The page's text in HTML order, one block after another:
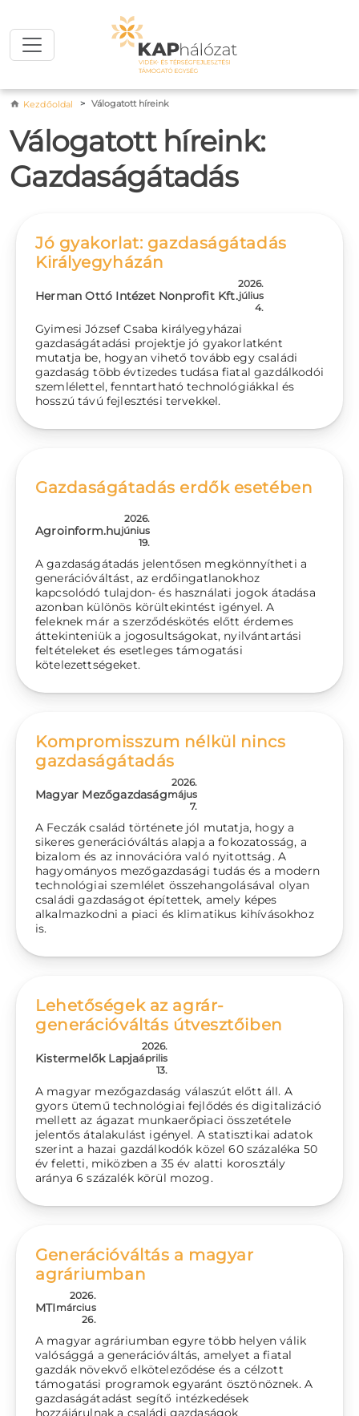
Morzsa
Kezdőoldal Válogatott híreink
Válogatott híreink:
Gazdaságátadás
Jó gyakorlat: gazdaságátadás
Királyegyházán
Herman Ottó Intézet Nonprofit Kft.
2026.
július
4.
Gyimesi József Csaba királyegyházai
gazdaságátadási projektje jó gyakorlatként
mutatja be, hogyan vihető tovább egy családi
gazdaság több évtizedes tudása fiatal gazdálkodói
szemlélettel, fenntartható technológiákkal és
hosszú távú fejlesztési tervekkel.
Gazdaságátadás erdők esetében
Agroinform.hu
2026.
június
19.
A gazdaságátadás jelentősen megkönnyítheti a
generációváltást, az erdőingatlanokhoz
kapcsolódó tulajdon- és használati jogok átadása
azonban különös körültekintést igényel. A
feleknek már a szerződéskötés előtt érdemes
áttekinteniük a jogosultságokat, nyilvántartási
feltételeket és esetleges támogatási
kötelezettségeket.
Kompromisszum nélkül nincs
gazdaságátadás
Magyar Mezőgazdaság
2026.
május
7.
A Feczák család története jól mutatja, hogy a
sikeres generációváltás alapja a fokozatosság, a
bizalom és az innovációra való nyitottság. A
hagyományos mezőgazdasági tudás és a modern
technológiai szemlélet összehangolásával olyan
családi gazdaságot építettek, amely képes
alkalmazkodni a piaci és klimatikus kihívásokhoz
is.
Lehetőségek az agrár-
generációváltás útvesztőiben
Kistermelők Lapja
2026.
április
13.
A magyar mezőgazdaság válaszút előtt áll. A
gyors ütemű technológiai fejlődés és digitalizáció
mellett az ágazat munkaerőpiaci összetétele
jelentős átalakulást igényel. A statisztikai adatok
szerint a hazai gazdálkodók közel 60 százaléka 50
év feletti, miközben a 35 év alatti korosztály
aránya 6 százalék körül mozog.
Generációváltás a magyar
agráriumban
MTI
2026.
március
26.
A magyar agráriumban egyre több helyen válik
valósággá a generációváltás, amelyet a fiatal
gazdák növekvő elköteleződése és a célzott
támogatási programok egyaránt ösztönöznek. A
gazdaságátadást segítő intézkedések
hozzájárulnak a családi gazdaságok